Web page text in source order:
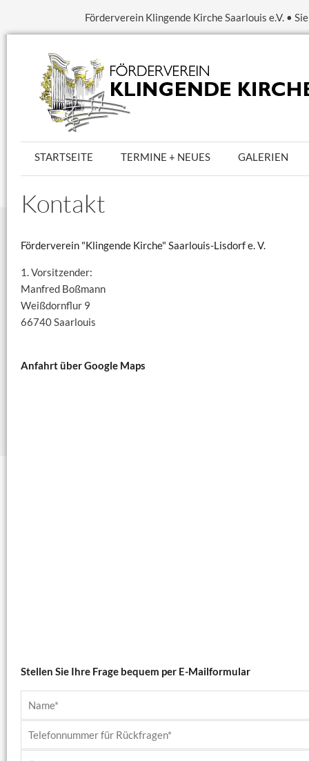
Förderverein Klingende Kirche Saarlouis e.V. •
STARTSEITE TERMINE + NEUES GALERIEN
Kontakt
Förderverein "Klingende Kirche" Saarlouis-Lisdorf e. V.
1. Vorsitzender:
Manfred Boßmann
Weißdornflur 9
66740 Saarlouis
Anfahrt über Google Maps
Stellen Sie Ihre Frage bequem per E-Mailformular